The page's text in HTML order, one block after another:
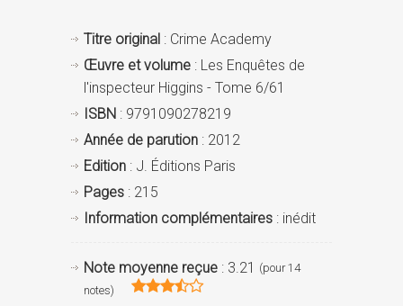
Titre original : Crime Academy
Œuvre et volume : Les Enquêtes de
l'inspecteur Higgins - Tome 6/61
ISBN : 9791090278219
Année de parution : 2012
Edition : J. Éditions Paris
Pages : 215
Information complémentaires : inédit
Note moyenne reçue : 3.21 (pour 14
notes)